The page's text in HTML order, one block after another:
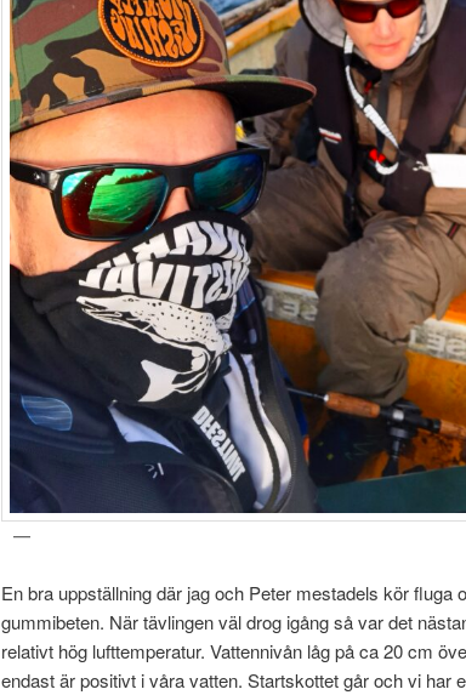
En bra uppställning där jag och Peter mestadels kör
gummibeten. När tävlingen väl drog igång så var det
relativt hög lufttemperatur. Vattennivån låg på ca 20 cm
endast är positivt i våra vatten. Startskottet går och vi har